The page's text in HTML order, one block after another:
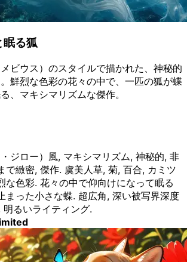
眠る狐
ビウス）のスタイルで描かれた、神秘的
鮮烈な色彩の花々の中で、一匹の狐が蝶
、マキシマリズムな傑作。
ジロー）風, マキシマリズム, 神秘的, 非
で緻密, 傑作. 虞美人草, 菊, 百合, カミツ
な色彩. 花々の中で仰向けになって眠る
まった小さな蝶. 超広角, 深い被写界深度
るいライティング.